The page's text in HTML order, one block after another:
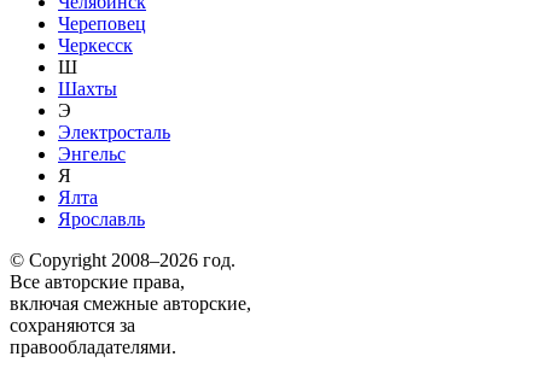
Череповец
Черкесск
Ш
Шахты
Э
Электросталь
Энгельс
Я
Ялта
Ярославль
© Copyright 2008–2026 год.
Все авторские права,
включая смежные авторские,
сохраняются за
правообладателями.